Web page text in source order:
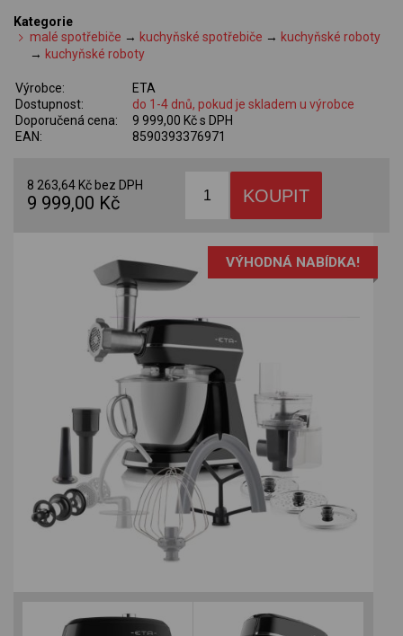
Kategorie
malé spotřebiče → kuchyňské spotřebiče → kuchyňské roboty
→ kuchyňské roboty
Výrobce:
ETA
Dostupnost:
do 1-4 dnů, pokud je skladem u výrobce
Doporučená cena:
9 999,00 Kč s DPH
EAN:
8590393376971
8 263,64 Kč bez DPH
9 999,00 Kč
VÝHODNÁ NABÍDKA!